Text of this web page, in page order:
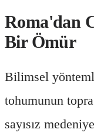
Roma'dan
Bir Ömür
Bilimsel
tohumunun
sayısız